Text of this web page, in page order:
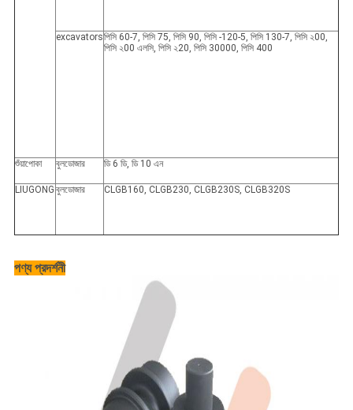
excavatorsপিসি 60-7, পিসি 75, পিসি 90, পিসি -120-5, পিসি 130-7, পিসি ২00,
পিসি ২00 এলসি, পিসি ২20, পিসি 30000, পিসি 400
শুঁয়াপোকা বুলডোজার ডি 6 ডি, ডি 10 এন
LIUGONG বুলডোজার CLGB160, CLGB230, CLGB230S, CLGB320S
পণ্য প্রদর্শনী